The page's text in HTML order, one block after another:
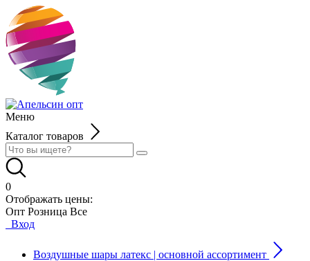
Меню
Каталог товаров
0
Отображать цены:
Опт Розница Все
Вход
Воздушные шары латекс | основной ассортимент